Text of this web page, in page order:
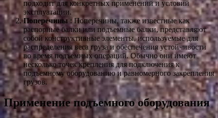
подходит для конкретных применений и условий
эксплуатации.
Поперечины : Поперечины, также известные как
распорные балки или подъемные балки, представляют
собой конструктивные элементы, используемые для
распределения веса груза и обеспечения устойчивости
во время подъемных операций. Обычно они имеют
несколько точек крепления для подключения к
подъемному оборудованию и равномерного закрепления
грузов.
Применение подъемного оборудования